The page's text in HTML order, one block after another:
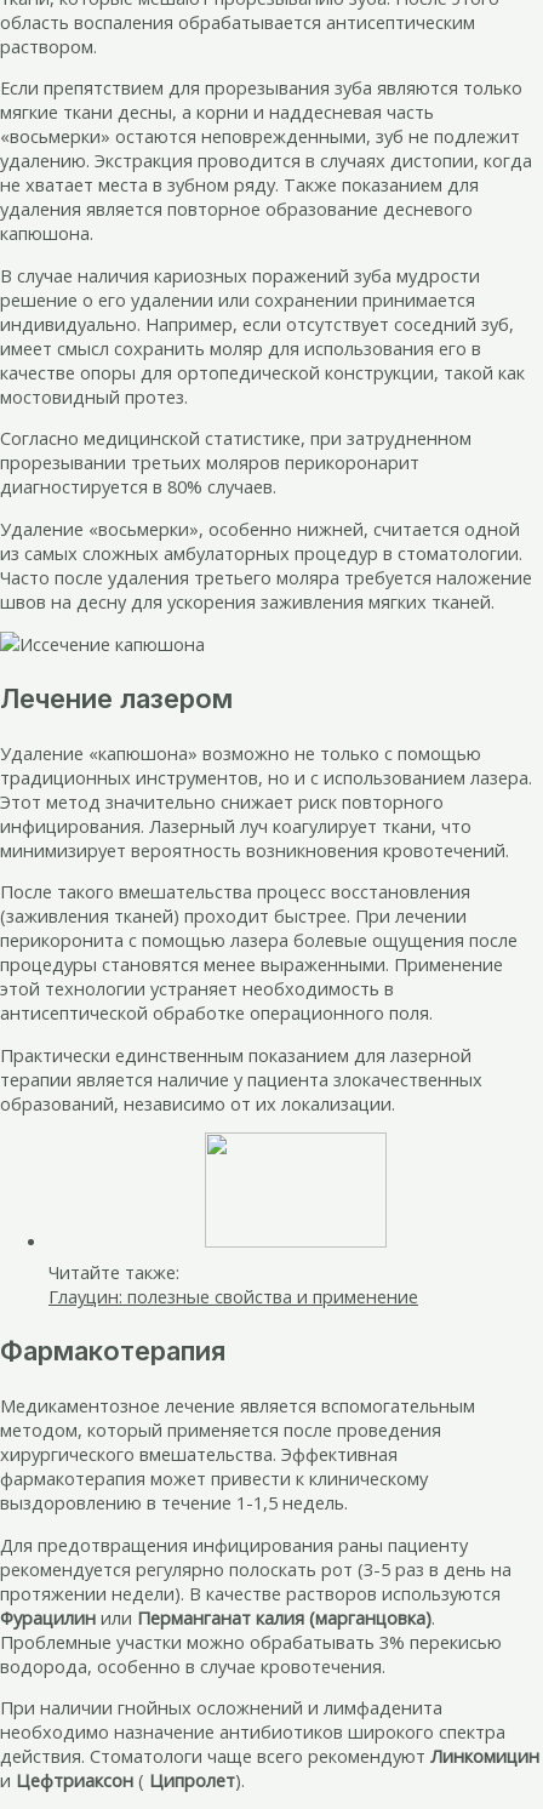
область воспаления обрабатывается антисептическим
раствором.
Если препятствием для прорезывания зуба являются только
мягкие ткани десны, а корни и наддесневая часть
«восьмерки» остаются неповрежденными, зуб не подлежит
удалению. Экстракция проводится в случаях дистопии, когда
не хватает места в зубном ряду. Также показанием для
удаления является повторное образование десневого
капюшона.
В случае наличия кариозных поражений зуба мудрости
решение о его удалении или сохранении принимается
индивидуально. Например, если отсутствует соседний зуб,
имеет смысл сохранить моляр для использования его в
качестве опоры для ортопедической конструкции, такой как
мостовидный протез.
Согласно медицинской статистике, при затрудненном
прорезывании третьих моляров перикоронарит
диагностируется в 80% случаев.
Удаление «восьмерки», особенно нижней, считается одной
из самых сложных амбулаторных процедур в стоматологии.
Часто после удаления третьего моляра требуется наложение
швов на десну для ускорения заживления мягких тканей.
Лечение лазером
Удаление «капюшона» возможно не только с помощью
традиционных инструментов, но и с использованием лазера.
Этот метод значительно снижает риск повторного
инфицирования. Лазерный луч коагулирует ткани, что
минимизирует вероятность возникновения кровотечений.
После такого вмешательства процесс восстановления
(заживления тканей) проходит быстрее. При лечении
перикоронита с помощью лазера болевые ощущения после
процедуры становятся менее выраженными. Применение
этой технологии устраняет необходимость в
антисептической обработке операционного поля.
Практически единственным показанием для лазерной
терапии является наличие у пациента злокачественных
образований, независимо от их локализации.
Читайте также:
Глауцин: полезные свойства и применение
Фармакотерапия
Медикаментозное лечение является вспомогательным
методом, который применяется после проведения
хирургического вмешательства. Эффективная
фармакотерапия может привести к клиническому
выздоровлению в течение 1-1,5 недель.
Для предотвращения инфицирования раны пациенту
рекомендуется регулярно полоскать рот (3-5 раз в день на
протяжении недели). В качестве растворов используются
Фурацилин или Перманганат калия (марганцовка).
Проблемные участки можно обрабатывать 3% перекисью
водорода, особенно в случае кровотечения.
При наличии гнойных осложнений и лимфаденита
необходимо назначение антибиотиков широкого спектра
действия. Стоматологи чаще всего рекомендуют Линкомицин
и Цефтриаксон ( Ципролет).